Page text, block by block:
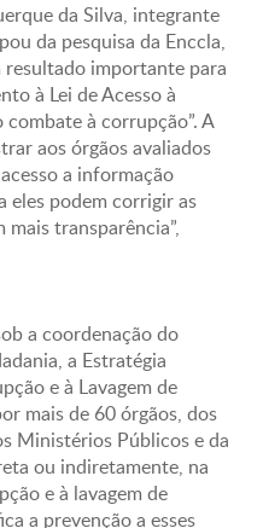
da Silva, integrante
da pesquisa da Enccla,
resultado importante para
à Lei de Acesso à
à corrupção”. A
aos órgãos avaliados
a informação
eles podem corrigir as
transparência”,
a coordenação do
a Estratégia
e à Lavagem de
mais de 60 órgãos, dos
Ministérios Públicos e da
ou indiretamente, na
e à lavagem de
a prevenção a esses